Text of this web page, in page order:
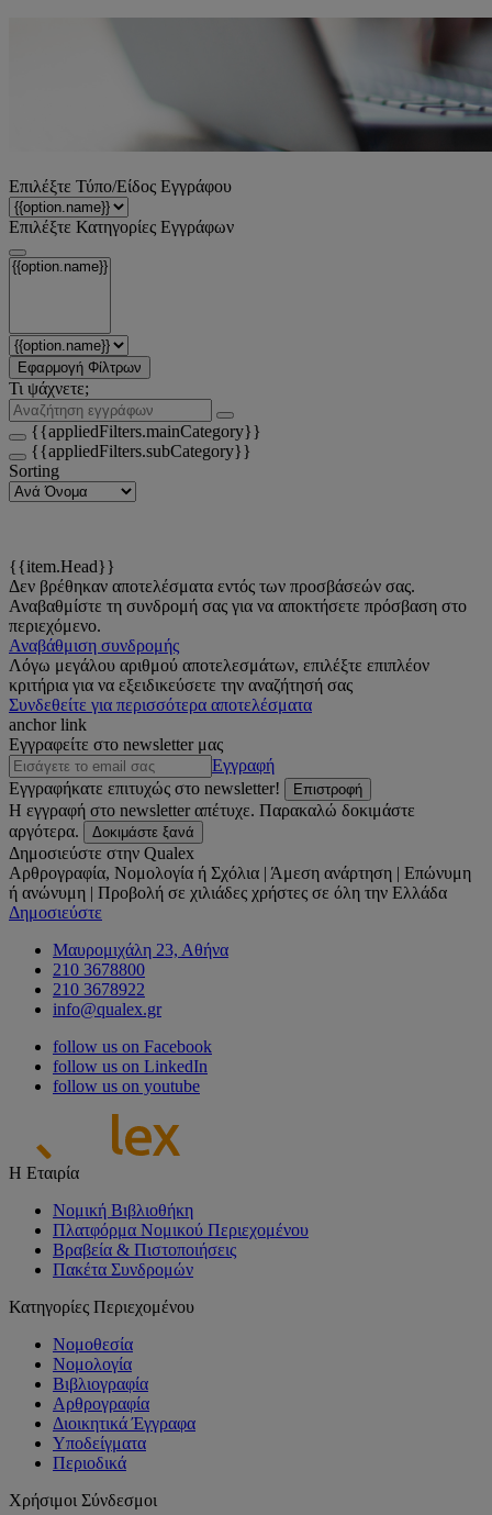
Επιλέξτε Τύπο/Είδος Εγγράφου
Επιλέξτε Κατηγορίες Εγγράφων
Εφαρμογή Φίλτρων
Τι ψάχνετε;
{{appliedFilters.mainCategory}}
{{appliedFilters.subCategory}}
Sorting
{{item.Head}}
Δεν βρέθηκαν αποτελέσματα εντός των προσβάσεών σας.
Αναβαθμίστε τη συνδρομή σας για να αποκτήσετε πρόσβαση στο
περιεχόμενο.
Αναβάθμιση συνδρομής
Λόγω μεγάλου αριθμού αποτελεσμάτων, επιλέξτε επιπλέον
κριτήρια για να εξειδικεύσετε την αναζήτησή σας
Συνδεθείτε για περισσότερα αποτελέσματα
anchor link
Εγγραφείτε στο newsletter μας
Εγγραφή
Εγγραφήκατε επιτυχώς στο newsletter!
Επιστροφή
Η εγγραφή στο newsletter απέτυχε. Παρακαλώ δοκιμάστε
αργότερα.
Δοκιμάστε ξανά
Δημοσιεύστε στην Qualex
Αρθρογραφία, Νομολογία ή Σχόλια | Άμεση ανάρτηση | Επώνυμη
ή ανώνυμη | Προβολή σε χιλιάδες χρήστες σε όλη την Ελλάδα
Δημοσιεύστε
Μαυρομιχάλη 23, Αθήνα
210 3678800
210 3678922
info@qualex.gr
follow us on Facebook
follow us on LinkedIn
follow us on youtube
Η Εταιρία
Νομική Βιβλιοθήκη
Πλατφόρμα Νομικού Περιεχομένου
Βραβεία & Πιστοποιήσεις
Πακέτα Συνδρομών
Κατηγορίες Περιεχομένου
Νομοθεσία
Νομολογία
Βιβλιογραφία
Αρθρογραφία
Διοικητικά Έγγραφα
Υποδείγματα
Περιοδικά
Χρήσιμοι Σύνδεσμοι